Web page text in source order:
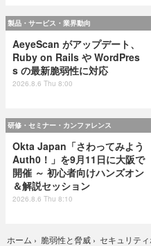
製品・サービス・業界動向
AeyeScan がアップデート、
Ruby on Rails や WordPres
s の最新脆弱性に対応
2026.8.6 Thu 8:00
研修・セミナー・カンファレンス
Okta Japan「さわってみよう
Auth0！」を9月11日に大阪で
開催 ～ 初心者向けハンズオン
＆解説セッション
2026.8.6 Thu 8:10
ホーム › 脆弱性と脅威 › セキュリテ